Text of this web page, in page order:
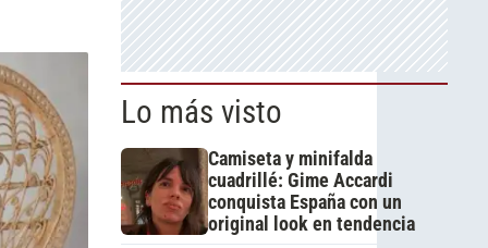
Lo más visto
Camiseta y minifalda
cuadrillé: Gime Accardi
conquista España con un
original look en tendencia